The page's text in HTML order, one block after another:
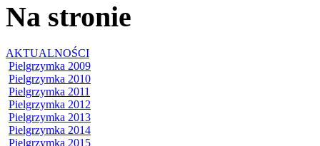
Na stronie
AKTUALNOŚCI
Pielgrzymka 2009
Pielgrzymka 2010
Pielgrzymka 2011
Pielgrzymka 2012
Pielgrzymka 2013
Pielgrzymka 2014
Pielgrzymka 2015